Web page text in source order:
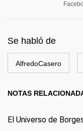
Se habló de
AlfredoCasero
NOTAS
El Universo de